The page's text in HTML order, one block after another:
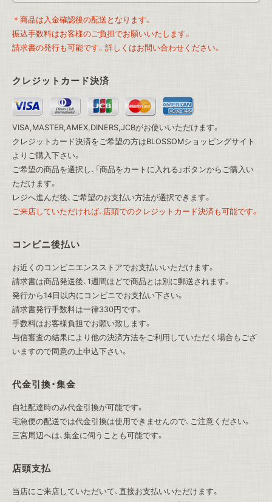
＊商品は入金確認後の配送となります。
振込手数料はお客様のご負担でお願いいたします。
請求書の発行も可能です。詳しくはお問い合わせください。
クレジットカード決済
VISA,MASTER,AMEX,DINERS,JCBがお使いいただけます。
クレジットカード決済をご希望の方はBLOSSOMショッピングサイト
よりご購入下さい。
ご希望の商品を選択し、「商品をカートに入れる」ボタンからご購入い
ただけます。
レジへ進んだ後、ご希望のお支払い方法が選択できます。
ご来店していただければ、店頭でのクレジットカード決済も可能です。
コンビニ後払い
お近くのコンビニエンスストアでお支払いいただけます。
請求書は商品発送後、1週間ほどで商品とは別に郵送されます。
発行から14日以内にコンビニでお支払い下さい。
請求書発行手数料は一律330円です。
手数料はお客様負担でお願い致します。
与信審査の結果により他の決済方法をご利用していただく場合もござ
いますので同意の上申込下さい。
代金引換・集金
自社配達時のみ代金引換が可能です。
宅急便の配送では代金引換は使用できませんので、ご注意ください。
三宮周辺へは、集金に伺うことも可能です。
店頭支払
当店にご来店していただいて、直接お支払いいただけます。